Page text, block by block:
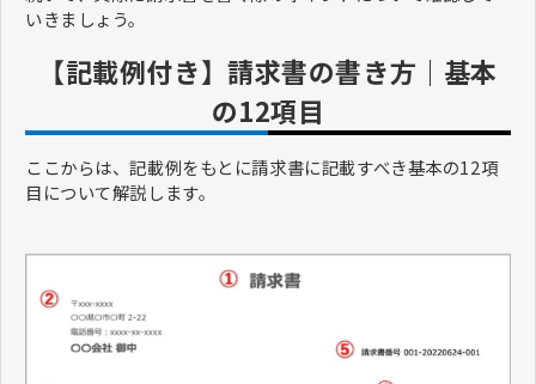
いきましょう。
【記載例付き】請求書の書き方｜基本
の12項目
ここからは、記載例をもとに請求書に記載すべき基本の12項
目について解説します。